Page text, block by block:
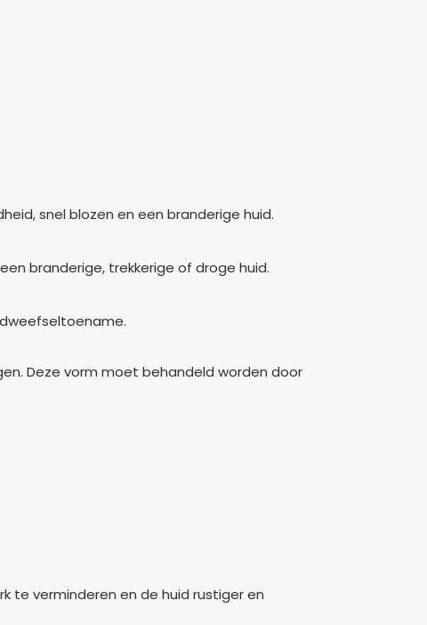
snel blozen en een branderige huid.
branderige, trekkerige of droge huid.
Deze vorm moet behandeld worden door
te verminderen en de huid rustiger en